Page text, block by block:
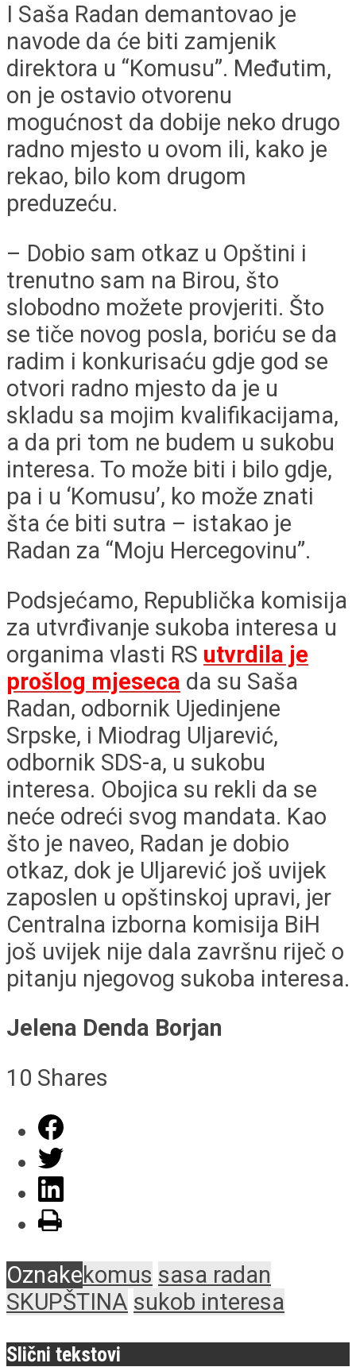
I Saša Radan demantovao je
navode da će biti zamjenik
direktora u “Komusu”. Međutim,
on je ostavio otvorenu
mogućnost da dobije neko drugo
radno mjesto u ovom ili, kako je
rekao, bilo kom drugom
preduzeću.
– Dobio sam otkaz u Opštini i
trenutno sam na Birou, što
slobodno možete provjeriti. Što
se tiče novog posla, boriću se da
radim i konkurisaću gdje god se
otvori radno mjesto da je u
skladu sa mojim kvalifikacijama,
a da pri tom ne budem u sukobu
interesa. To može biti i bilo gdje,
pa i u ‘Komusu’, ko može znati
šta će biti sutra – istakao je
Radan za “Moju Hercegovinu”.
Podsjećamo, Republička komisija
za utvrđivanje sukoba interesa u
organima vlasti RS utvrdila je
prošlog mjeseca da su Saša
Radan, odbornik Ujedinjene
Srpske, i Miodrag Uljarević,
odbornik SDS-a, u sukobu
interesa. Obojica su rekli da se
neće odreći svog mandata. Kao
što je naveo, Radan je dobio
otkaz, dok je Uljarević još uvijek
zaposlen u opštinskoj upravi, jer
Centralna izborna komisija BiH
još uvijek nije dala završnu riječ o
pitanju njegovog sukoba interesa.
Jelena Denda Borjan
10 Shares
Oznakekomus sasa radan
SKUPŠTINA sukob interesa
Slični tekstovi